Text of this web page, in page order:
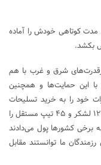
مدت کوتاهی خودش را آماده
بکشد.
شرق و غرب با هم
با این حمایت‌ها و همچنین
خود را به خرید تسلیحات
نظامی اختصاص داده و ظرف مدت کوتاهی توانست ۱۲ لشکر و ۴۵ تیپ مستقل را
برخی کشورها پول می‌دادند
ما توانستند مقابل